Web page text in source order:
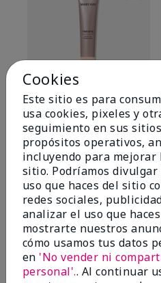
TimeWise® Matte 3D
Foundation
Light 1​ (subtonos rosados
fríos)
$28.00
Cookies
Este sitio es para
usa cookies, pixeles y
seguimiento en sus
propósitos operativos,
incluyendo para
sitio. Podríamos
uso que haces del sitio
redes sociales,
analizar el uso que
mostrarte nuestros
cómo usamos tus datos
en 'No vender ni
personal'.. Al continuar